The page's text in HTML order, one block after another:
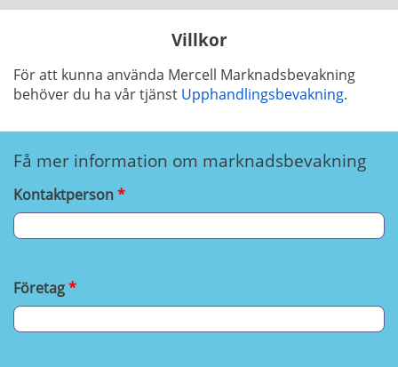
Villkor
För att kunna använda Mercell Marknadsbevakning
behöver du ha vår tjänst Upphandlingsbevakning.
Få mer information om marknadsbevakning
Kontaktperson
Företag